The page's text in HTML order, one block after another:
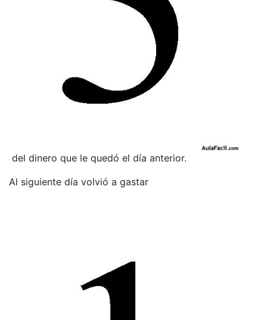
del dinero que le quedó el día anterior.
Al siguiente día volvió a gastar